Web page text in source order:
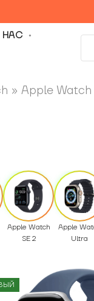
НАС
» Apple Watch
Apple Watch
SE 2
Apple
Ultra